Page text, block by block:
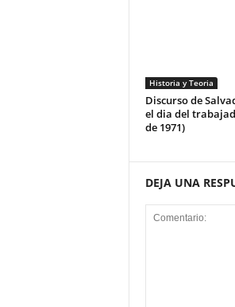
Historia y Teoria
Discurso de
el dia del
de 1971)
DEJA UNA